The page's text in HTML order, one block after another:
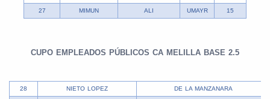
27 MIMUN ALI UMAYR 15
CUPO EMPLEADOS PÚBLICOS CA MELILLA BASE 2.5
28 NIETO LOPEZ DE LA MANZANARA